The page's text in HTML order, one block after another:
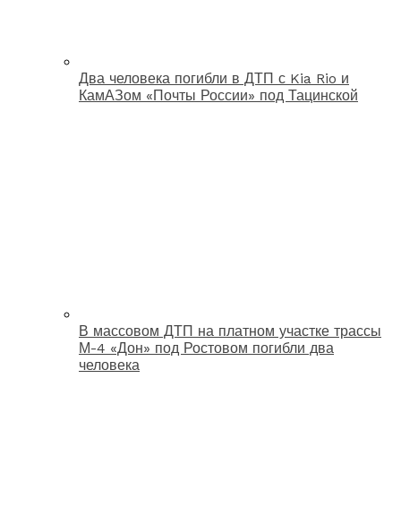
Два человека погибли в ДТП с Kia Rio и
КамАЗом «Почты России» под Тацинской
В массовом ДТП на платном участке трассы
М-4 «Дон» под Ростовом погибли два
человека